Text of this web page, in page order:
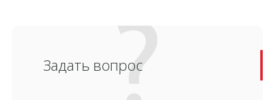
Задать вопрос